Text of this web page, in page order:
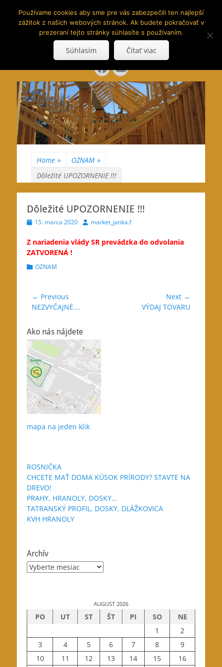
www.hranoly.sk
…kus prírody priamo k Vám
Search
Facebook
YouTube
Home » OZNAM »
Dôležité UPOZORNENIE !!!
Dôležité UPOZORNENIE !!!
Posted15. marca 2020 Authormarket_janka.f
Z nariadenia vlády SR prevádzka do odvolania
ZATVORENÁ !
Categories
OZNAM
Navigácia
v
← Previous
Previous
NEZVYČAJNÉ….
Next →
VÝDAJ TOVARU
Ako nás nájdete
mapa na jeden klik
ROSNIČKA
CHCETE MAŤ DOMA KÚSOK PRÍRODY? STAVTE NA
DREVO!
PRAHY, HRANOLY, DOSKY…
TATRANSKÝ PROFIL, DOSKY, DLÁŽKOVICA
KVH HRANOLY
Archív
Archív
AUGUST 2026
PO UT ST ŠT PI SO
NE
1
2
3
4 5 6 7 8
9
10
11 12 13 14 15 16
Používame cookies aby sme pre vás zabezpečili ten najlepší
zážitok z našich webových stránok. Ak budete pokračovať v
prezeraní tejto stránky súhlasíte s používaním.
Súhlasím Čítať viac